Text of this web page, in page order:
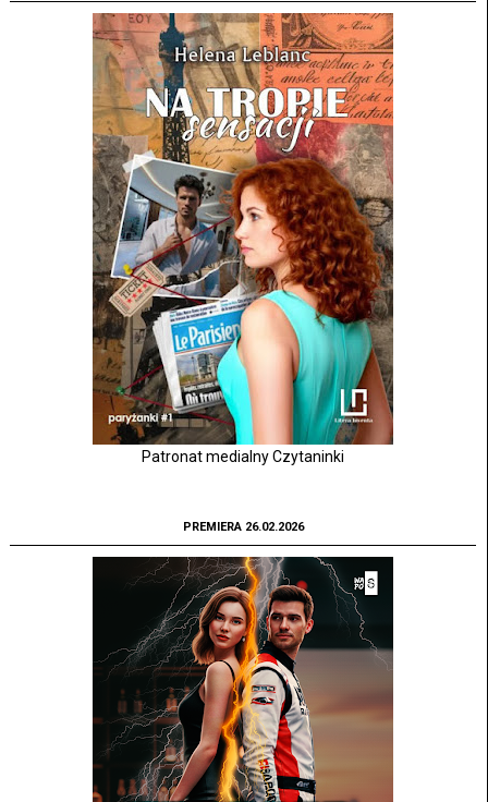
Patronat medialny Czytaninki
PREMIERA 26.02.2026